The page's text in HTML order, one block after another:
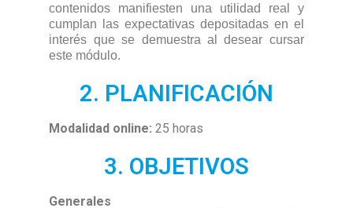
contenidos manifiesten una utilidad real y
cumplan las expectativas depositadas en el
interés que se demuestra al desear cursar
este módulo.
2. PLANIFICACIÓN
Modalidad online:25 horas
3. OBJETIVOS
Generales